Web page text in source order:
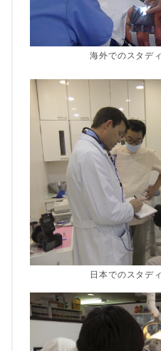
海外でのスタデ
日本でのスタデ